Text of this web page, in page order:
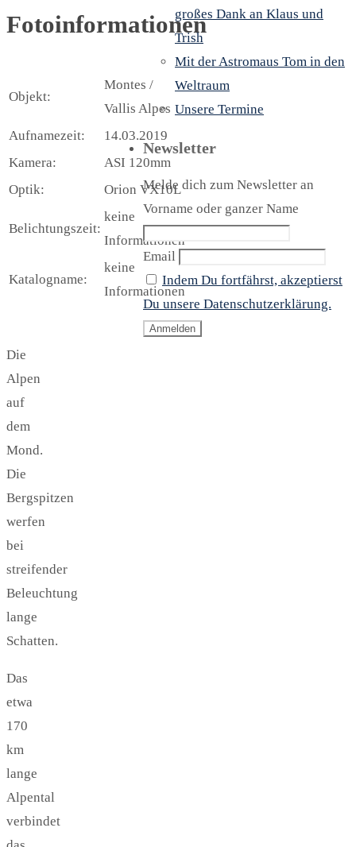
Fotoinformationen
Objekt:
Montes /
Vallis Alpes
Aufnamezeit:
14.03.2019
Kamera:
ASI 120mm
Optik:
Orion VX10L
Belichtungszeit:
keine
Informationen
Katalogname:
keine
Informationen
Die
Alpen
auf
dem
Mond.
Die
Bergspitzen
werfen
bei
streifender
Beleuchtung
lange
Schatten.
Das
etwa
170
km
lange
Alpental
verbindet
großes Dank an Klaus und
Trish
Mit der Astromaus Tom in den
Weltraum
Unsere Termine
Newsletter
Melde dich zum Newsletter an
Vorname oder ganzer Name
Email
Indem Du fortfährst, akzeptierst
Du unsere Datenschutzerklärung.